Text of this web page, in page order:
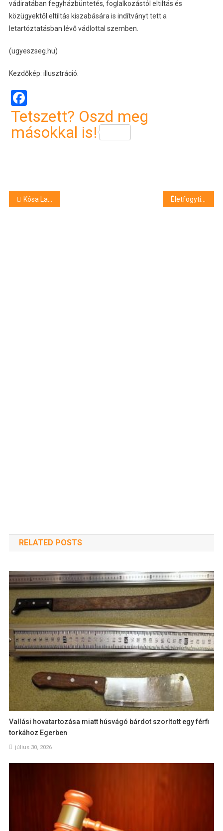
vádiratában fegyházbüntetés, foglalkozástól eltiltás és
közügyektől eltiltás kiszabására is indítványt tett a
letartóztatásban lévő vádlottal szemben.
(ugyeszseg.hu)
Kezdőkép: illusztráció.
Facebook
Tetszett? Oszd meg
másokkal is!
Bejegyzés
Kósa Lajos: Ruszin-Szendi Romulusz nem a kormány álláspontját képviselte
RELATED POSTS
Vallási hovatartozása miatt húsvágó bárdot szorított egy férfi
torkához Egerben
július 30, 2026